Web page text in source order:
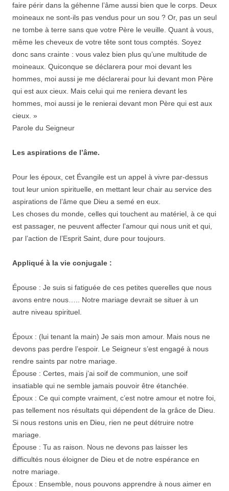
faire périr dans la géhenne l’âme aussi bien que le corps. Deux
moineaux ne sont-ils pas vendus pour un sou ? Or, pas un seul
ne tombe à terre sans que votre Père le veuille. Quant à vous,
même les cheveux de votre tête sont tous comptés. Soyez
donc sans crainte : vous valez bien plus qu’une multitude de
moineaux. Quiconque se déclarera pour moi devant les
hommes, moi aussi je me déclarerai pour lui devant mon Père
qui est aux cieux. Mais celui qui me reniera devant les
hommes, moi aussi je le renierai devant mon Père qui est aux
cieux. »
Parole du Seigneur
Les aspirations de l’âme.
Pour les époux, cet Évangile est un appel à vivre par-dessus
tout leur union spirituelle, en mettant leur chair au service des
aspirations de l’âme que Dieu a semé en eux.
Les choses du monde, celles qui touchent au matériel, à ce qui
est passager, ne peuvent affecter l’amour qui nous unit et qui,
par l’action de l’Esprit Saint, dure pour toujours.
Appliqué à la vie conjugale :
Épouse : Je suis si fatiguée de ces petites querelles que nous
avons entre nous….. Notre mariage devrait se situer à un
autre niveau spirituel.
Époux : (lui tenant la main) Je sais mon amour. Mais nous ne
devons pas perdre l’espoir. Le Seigneur s’est engagé à nous
rendre saints par notre mariage.
Épouse : Certes, mais j’ai soif de communion, une soif
insatiable qui ne semble jamais pouvoir être étanchée.
Époux : Ce qui compte vraiment, c’est notre amour et notre foi,
pas tellement nos résultats qui dépendent de la grâce de Dieu.
Si nous restons unis en Dieu, rien ne peut détruire notre
mariage.
Épouse : Tu as raison. Nous ne devons pas laisser les
difficultés nous éloigner de Dieu et de notre espérance en
notre mariage.
Époux : Ensemble, nous pouvons apprendre à nous aimer en